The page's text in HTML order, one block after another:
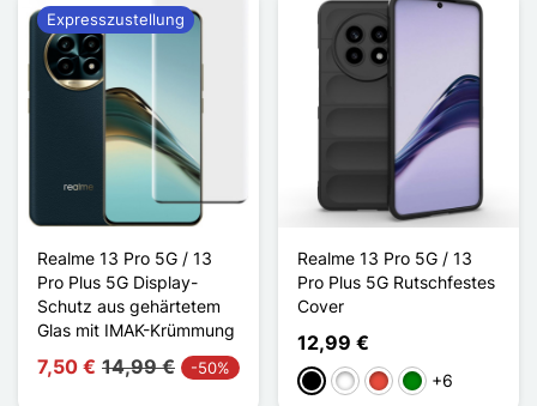
Realme 13 Pro 5G / 13
Pro Plus 5G Display-
Schutz aus gehärtetem
Glas mit IMAK-Krümmung
7,50 € 14,99 € -50%
Expresszustellung
Realme 13 Pro 5G / 13
Pro Plus 5G Rutschfestes
Cover
12,99 €
Schwarz
WeißRot Grün+6